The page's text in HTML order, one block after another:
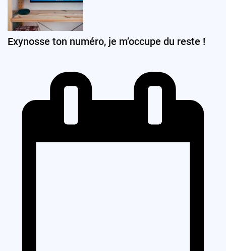
Exynosse ton numéro, je m’occupe du reste !